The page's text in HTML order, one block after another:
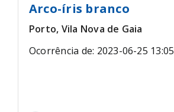
Arco-íris branco
Porto, Vila Nova de Gaia
Ocorrência de: 2023-06-25 13:05